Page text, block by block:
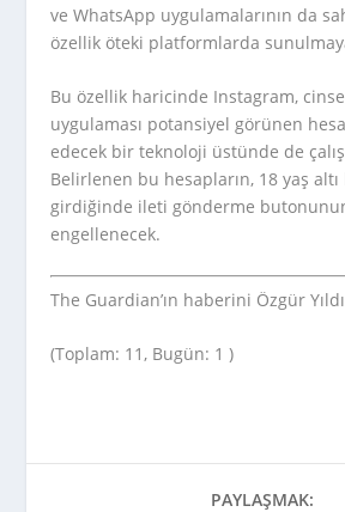
ve WhatsApp uygulamalarının da
özellik öteki platformlarda
Bu özellik haricinde Instagram,
uygulaması potansiyel görünen
edecek bir teknoloji üstünde de
Belirlenen bu hesapların, 18 yaş
girdiğinde ileti gönderme
engellenecek.
The Guardian’ın haberini Özgür
(Toplam: 11, Bugün: 1 )
PAYLAŞMAK: